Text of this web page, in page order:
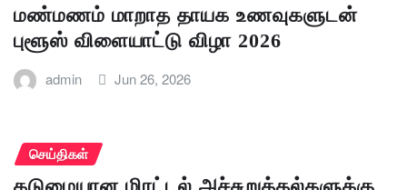
மண்மணம் மாறாத தாயக உணவுகளுடன்
புளூஸ் விளையாட்டு விழா 2026
admin Jun 26, 2026
செய்திகள்